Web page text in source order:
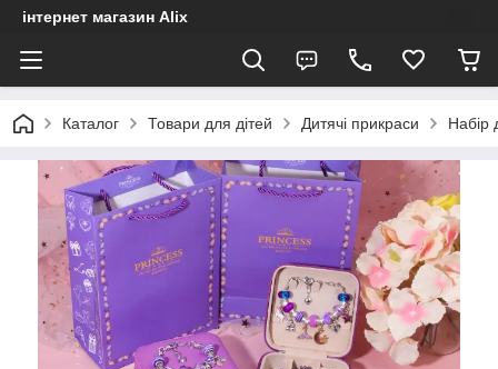
інтернет магазин Alix
Каталог Товари для дітей Дитячі прикраси Набір